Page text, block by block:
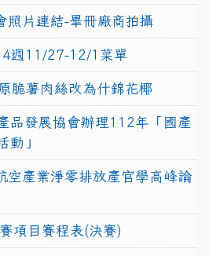
照片連結-畢冊廠商拍攝
週11/27-12/1菜單
脆薯肉絲改為什錦花椰
品發展協會辦理112年「國產
動」
空產業淨零排放產官學高峰論
項目賽程表(決賽)